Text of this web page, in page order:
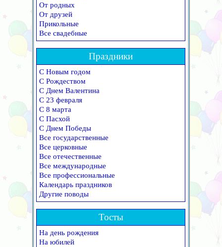
От родных
От друзей
Прикольные
Все свадебные
Праздники
С Новым годом
С Рождеством
С Днем Валентина
С 23 февраля
С 8 марта
С Пасхой
С Днем Победы
Все государственные
Все церковные
Все отечественные
Все международные
Все профессиональные
Календарь праздников
Другие поводы
Тосты
На день рождения
На юбилей